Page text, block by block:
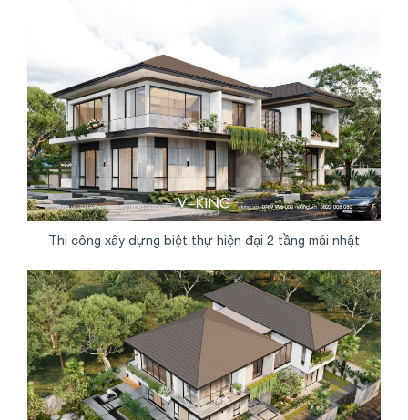
Thi công xây dựng biệt thự hiện đại 2 tầng mái nhật